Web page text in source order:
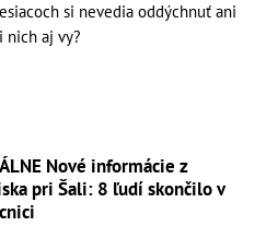
si nevedia oddýchnuť ani
nich aj vy?
Nové informácie z
pri Šali: 8 ľudí skončilo v